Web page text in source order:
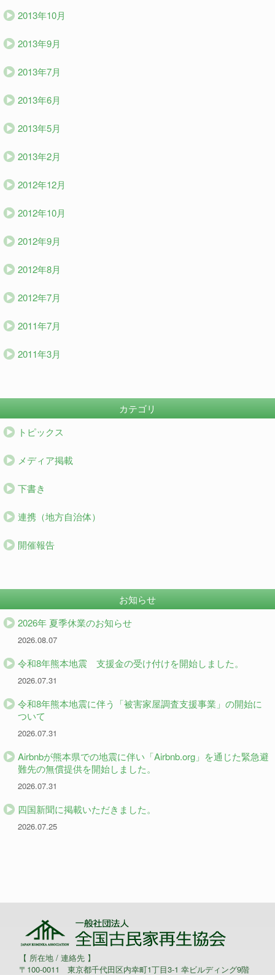
2013年10月
2013年9月
2013年7月
2013年6月
2013年5月
2013年2月
2012年12月
2012年10月
2012年9月
2012年8月
2012年7月
2011年7月
2011年3月
カテゴリ
トピックス
メディア掲載
下書き
連携（地方自治体）
開催報告
お知らせ
2026年 夏季休業のお知らせ
2026.08.07
令和8年熊本地震 支援金の受け付けを開始しました。
2026.07.31
令和8年熊本地震に伴う「被害家屋調査支援事業」の開始に
ついて
2026.07.31
Airbnbが熊本県での地震に伴い「Airbnb.org」を通じた緊急避
難先の無償提供を開始しました。
2026.07.31
四国新聞に掲載いただきました。
2026.07.25
【 所在地 / 連絡先 】
〒100-0011 東京都千代田区内幸町1丁目3-1 幸ビルディング9階